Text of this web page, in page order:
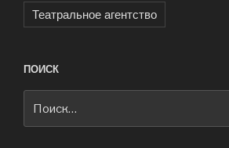
Театральное агентство
ПОИСК